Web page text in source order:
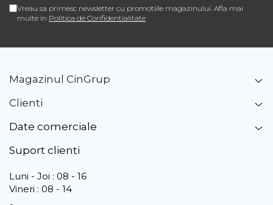
Vreau sa primesc newsletter cu promotiile magazinului. Afla mai
multe in Politica de Confidentialitate
Magazinul CinGrup
Clienti
Date comerciale
Suport clienti
Luni - Joi : 08 - 16
Vineri : 08 - 14